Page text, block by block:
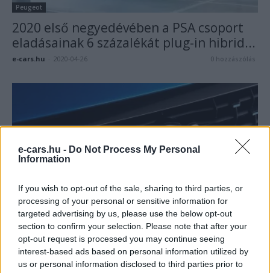
e-cars.hu - Do Not Process My Personal
Information
If you wish to opt-out of the sale, sharing to third parties, or
processing of your personal or sensitive information for
targeted advertising by us, please use the below opt-out
section to confirm your selection. Please note that after your
opt-out request is processed you may continue seeing
interest-based ads based on personal information utilized by
us or personal information disclosed to third parties prior to
Peugeot
2020 első negyedévében a PSA csoport
eladásainak 6 százalékát plug-in hibrid...
e-cars.hu 2020-04-26 0 hozzászólás
Peugeot
Bajban a PSA e-autós fúziója?
Gulyas Zsolt 2020-03-27 0 hozzászólás